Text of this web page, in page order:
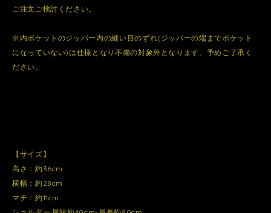
ご注文ご検討ください。
※内ポケットのジッパー内の縫い目のずれ(ジッパーの端までポケット
になっていない)は仕様となり不備の対象外となります。予めご了承く
ださい。
【サイズ】
高さ：約36cm
横幅：約28cm
マチ：約11cm